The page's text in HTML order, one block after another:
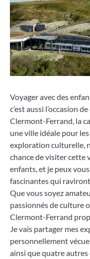
Voyager avec des
c’est aussi l’occasion
Clermont-Ferrand, la
une ville idéale pour
exploration culturelle,
chance de visiter cette
enfants, et je peux
fascinantes qui
Que vous soyez
passionnés de culture
Clermont-Ferrand
Je vais partager mes
personnellement
ainsi que quatre